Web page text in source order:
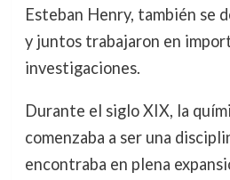
Esteban Henry, también se
y juntos trabajaron en
investigaciones.
Durante el siglo XIX, la
comenzaba a ser una
encontraba en plena